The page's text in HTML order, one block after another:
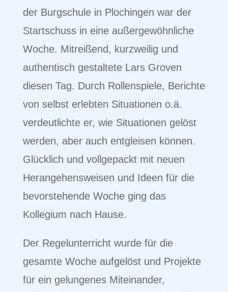
der Burgschule in Plochingen war der
Startschuss in eine außergewöhnliche
Woche. Mitreißend, kurzweilig und
authentisch gestaltete Lars Groven
diesen Tag. Durch Rollenspiele, Berichte
von selbst erlebten Situationen o.ä.
verdeutlichte er, wie Situationen gelöst
werden, aber auch entgleisen können.
Glücklich und vollgepackt mit neuen
Herangehensweisen und Ideen für die
bevorstehende Woche ging das
Kollegium nach Hause.
Der Regelunterricht wurde für die
gesamte Woche aufgelöst und Projekte
für ein gelungenes Miteinander,